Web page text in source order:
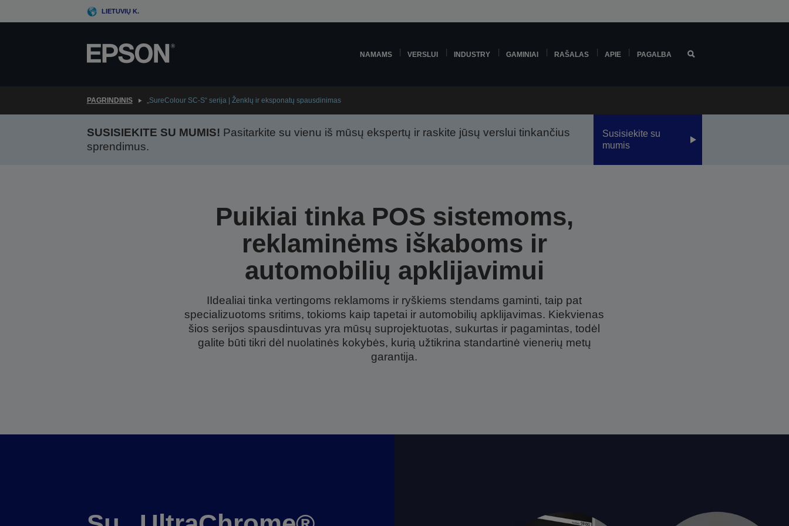
to
LIETUVIŲ K.
NAMAMS VERSLUI INDUSTRY GAMINIAI RAŠALAS APIE PAGALBA
PAGRINDINIS „SureColour SC-S“ serija | Ženklų ir eksponatų spausdinimas
SUSISIEKITE SU MUMIS! Pasitarkite su vienu iš mūsų ekspertų ir raskite jūsų verslui tinkančius
sprendimus.
Susisiekite su
mumis
Puikiai tinka POS sistemoms,
reklaminėms iškaboms ir
automobilių apklijavimui
IIdealiai tinka vertingoms reklamoms ir ryškiems stendams gaminti, taip pat
specializuotoms sritims, tokioms kaip tapetai ir automobilių apklijavimas. Kiekvienas
šios serijos spausdintuvas yra mūsų suprojektuotas, sukurtas ir pagamintas, todėl
galite būti tikri dėl nuolatinės kokybės, kurią užtikrina standartinė vienerių metų
garantija.